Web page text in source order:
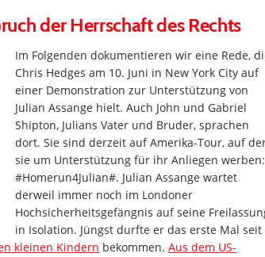
der Herrschaft des Rechts
Im Folgenden dokumentieren wir eine Rede,
Chris Hedges am 10. Juni in New York City auf
einer Demonstration zur Unterstützung von
Julian Assange hielt. Auch John und Gabriel
Shipton, Julians Vater und Bruder, sprachen
dort. Sie sind derzeit auf Amerika-Tour, auf
sie um Unterstützung für ihr Anliegen werben:
#Homerun4Julian#. Julian Assange wartet
derweil immer noch im Londoner
Hochsicherheitsgefängnis auf seine
in Isolation. Jüngst durfte er das erste Mal seit
kleinen Kindern bekommen. Aus dem US-